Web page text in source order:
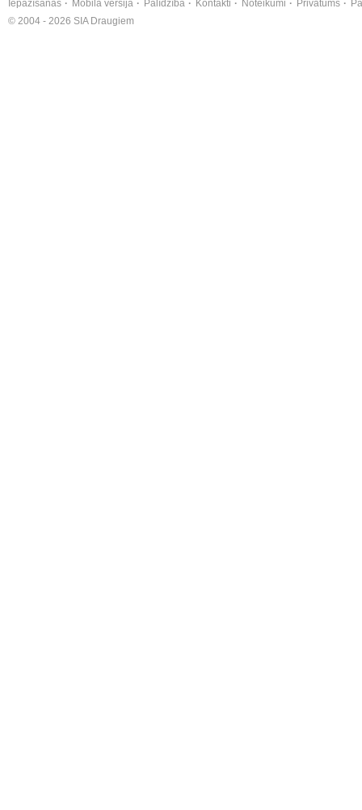
Iepazīšanās Mobilā versija Palīdzība Kontakti Noteikumi Privātums
© 2004 - 2026 SIA Draugiem